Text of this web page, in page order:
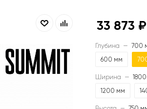
33 873
Глубина — 700
600 мм
Ширина —
1200 мм